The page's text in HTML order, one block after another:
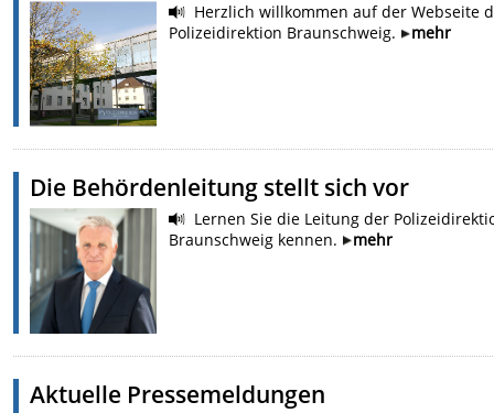
Herzlich willkommen auf der Webseite
Polizeidirektion Braunschweig.
mehr
Die Behördenleitung stellt sich vor
Lernen Sie die Leitung der
Braunschweig kennen.
mehr
Aktuelle Pressemeldungen